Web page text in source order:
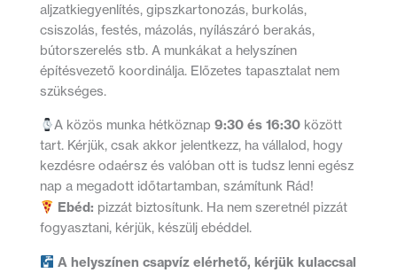
aljzatkiegyenlítés, gipszkartonozás, burkolás,
csiszolás, festés, mázolás, nyílászáró berakás,
bútorszerelés stb. A munkákat a helyszínen
építésvezető koordinálja. Előzetes tapasztalat nem
szükséges.
A közös munka hétköznap9:30 és 16:30 között
tart. Kérjük, csak akkor jelentkezz, ha vállalod, hogy
kezdésre odaérsz és valóban ott is tudsz lenni egész
nap a megadott időtartamban, számítunk Rád!
Ebéd: pizzát biztosítunk. Ha nem szeretnél pizzát
fogyasztani, kérjük, készülj ebéddel.
A helyszínen csapvíz elérhető, kérjük kulaccsal